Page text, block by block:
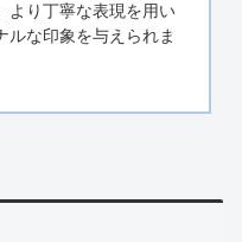
より丁寧な表現を用い
ルな印象を与えられま